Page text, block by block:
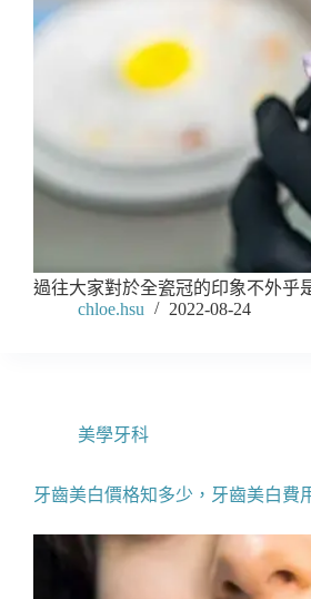
過往大家對於全瓷冠的印象不外乎
chloe.hsu
2022-08-24
美學牙科
牙齒美白價格知多少，牙齒美白費